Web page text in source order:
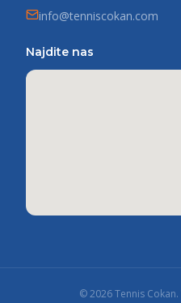
info@tenniscokan.com
Najdite nas
©2026Tennis Cokan.